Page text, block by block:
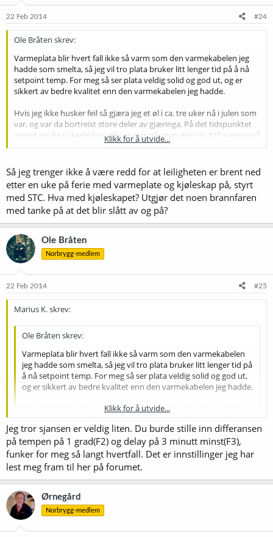
22 Feb 2014 #24
Ole Bråten skrev:
Varmeplata blir hvert fall ikke så varm som den varmekabelen jeg
hadde som smelta, så jeg vil tro plata bruker litt lenger tid på å nå
setpoint temp. For meg så ser plata veldig solid og god ut, og er
sikkert av bedre kvalitet enn den varmekabelen jeg hadde.
Hvis jeg ikke husker feil så gjæra jeg et øl i ca. tre uker nå i julen som
var, og var da bortreist store deler av gjæringa. På det tidspunktet
gjæret jeg ikke i kjøleskap slik jeg gjør nå, men ølet stod til gjæring på
et rom med UT-200 og varmeplata. Så konklusjonen er at jeg sover
Klikk for å utvide...
Så jeg trenger ikke å være redd for at leiligheten er brent ned
etter en uke på ferie med varmeplate og kjøleskap på, styrt
med STC. Hva med kjøleskapet? Utgjør det noen brannfaren
med tanke på at det blir slått av og på?
Ole Bråten
Norbrygg-medlem
22 Feb 2014 #25
Marius K. skrev:
Ole Bråten skrev:
Varmeplata blir hvert fall ikke så varm som den varmekabelen
jeg hadde som smelta, så jeg vil tro plata bruker litt lenger tid på
å nå setpoint temp. For meg så ser plata veldig solid og god ut,
og er sikkert av bedre kvalitet enn den varmekabelen jeg hadde.
Hvis jeg ikke husker feil så gjæra jeg et øl i ca. tre uker nå i julen
tidspunktet gjæret jeg ikke i kjøleskap slik jeg gjør nå, men ølet
stod til gjæring på et rom med UT-200 og varmeplata. Så
konklusjonen er at jeg sover godt om natta med varmeplata
tilkoblet :yes:
Klikk for å utvide...
Så jeg trenger ikke å være redd for at leiligheten er brent ned etter
en uke på ferie med varmeplate og kjøleskap på, styrt med STC. Hva
med kjøleskapet? Utgjør det noen brannfaren med tanke på at det
blir slått av og på?
Klikk for å utvide...
Jeg tror sjansen er veldig liten. Du burde stille inn differansen
på tempen på 1 grad(F2) og delay på 3 minutt minst(F3),
funker for meg så langt hvertfall. Det er innstillinger jeg har
lest meg fram til her på forumet.
Ørnegård
Norbrygg-medlem